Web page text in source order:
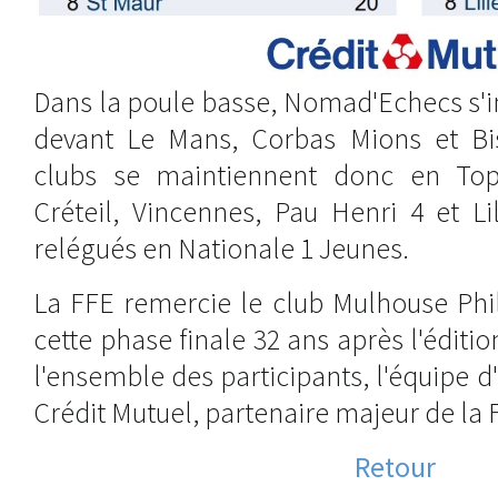
Dans la poule basse, Nomad'Echecs
devant Le Mans, Corbas Mions et
clubs se maintiennent donc en
Créteil, Vincennes, Pau Henri 4 et
relégués en Nationale 1 Jeunes.
La FFE remercie le club Mulhouse
cette phase finale 32 ans après
l'ensemble des participants, l'équipe
Crédit Mutuel, partenaire majeur de la
Retour